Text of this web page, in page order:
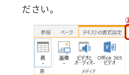
ださい。